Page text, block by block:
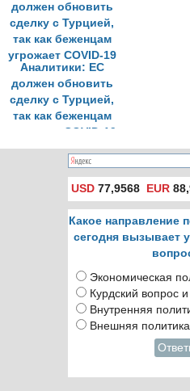
для беженцев»
Аналитики: ЕС
должен обновить
сделку с Турцией,
так как беженцам
угрожает COVID-19
USD 77,9568 EUR
Какое направление
сегодня вызывает
Экономическая
Курдский вопрос
Внутренняя
Внешняя политика